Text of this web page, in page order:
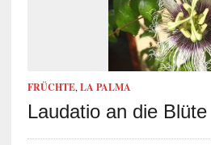
FRÜCHTE, LA PALMA
Laudatio an die